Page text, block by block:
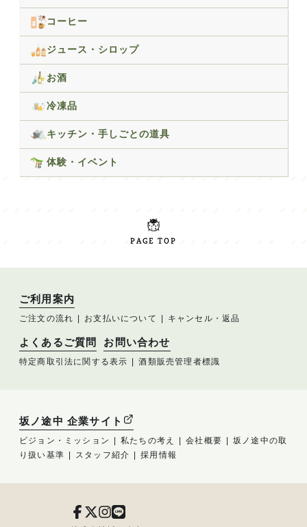
コーヒー
ジュース・シロップ
お酒
冷凍品
キッチン・手しごとの道具
体験・イベント
PAGE TOP
ご利用案内
ご注文の流れ お支払いについて キャンセル・返品
よくあるご質問 お問い合わせ
特定商取引法に関する表示 酒類販売管理者標識
坂ノ途中 企業サイト
ビジョン・ミッション 私たちの考え 会社概要
坂ノ途中の取
り扱い基準
スタッフ紹介 採用情報